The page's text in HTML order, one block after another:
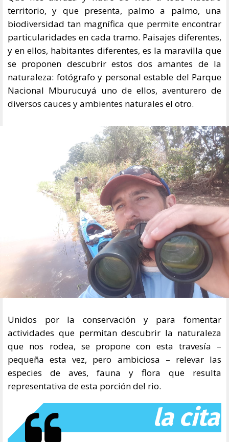
territorio, y que presenta, palmo a palmo, una
biodiversidad tan magnífica que permite encontrar
particularidades en cada tramo. Paisajes diferentes,
y en ellos, habitantes diferentes, es la maravilla que
se proponen descubrir estos dos amantes de la
naturaleza: fotógrafo y personal estable del Parque
Nacional Mburucuyá uno de ellos, aventurero de
diversos cauces y ambientes naturales el otro.
Unidos por la conservación y para fomentar
actividades que permitan descubrir la naturaleza
que nos rodea, se propone con esta travesía –
pequeña esta vez, pero ambiciosa – relevar las
especies de aves, fauna y flora que resulta
representativa de esta porción del rio.
la cita